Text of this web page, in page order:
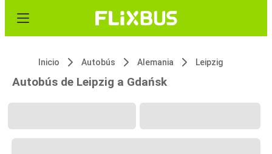
Inicio Autobús Alemania Leipzig
Autobús de Leipzig a Gdańsk